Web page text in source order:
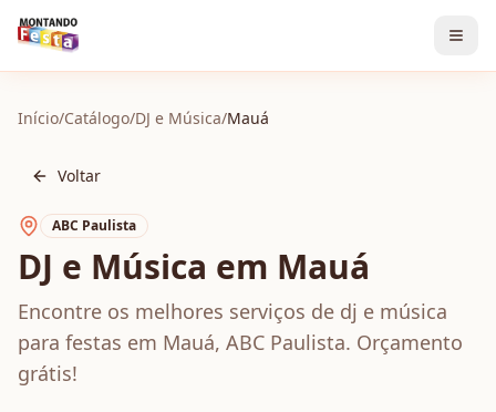
Início/Catálogo/DJ e Música/Mauá
Voltar
ABC Paulista
DJ e Música em Mauá
Encontre os melhores serviços de dj e música
para festas em Mauá, ABC Paulista. Orçamento
grátis!